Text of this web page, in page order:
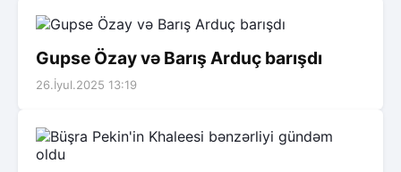
Gupse Özay və Barış Arduç barışdı
26.İyul.2025 13:19